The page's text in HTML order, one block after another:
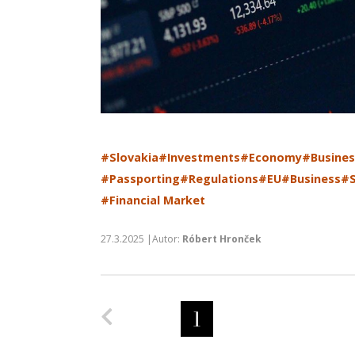
#Slovakia#Investments#Economy
#Passporting#Regulations#EU#Business
#Financial Market
27.3.2025 |Autor: Róbert Hronček
Predchádzajúca strana
1